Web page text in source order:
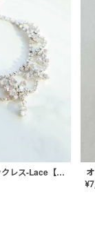
クリスタルネックレス-Lace【MA-CONL-02】
¥